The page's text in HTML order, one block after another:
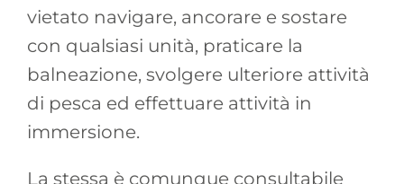
vietato navigare, ancorare e sostare
con qualsiasi unità, praticare la
balneazione, svolgere ulteriore attività
di pesca ed effettuare attività in
immersione.
La stessa è comunque consultabile